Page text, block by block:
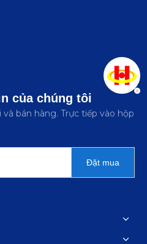
của chúng tôi
bán hàng. Trực tiếp vào hộp
Đặt mua